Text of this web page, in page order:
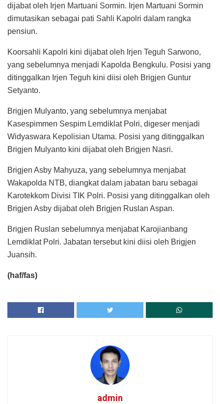
dijabat oleh Irjen Martuani Sormin. Irjen Martuani Sormin
dimutasikan sebagai pati Sahli Kapolri dalam rangka
pensiun.
Koorsahli Kapolri kini dijabat oleh Irjen Teguh Sarwono,
yang sebelumnya menjadi Kapolda Bengkulu. Posisi yang
ditinggalkan Irjen Teguh kini diisi oleh Brigjen Guntur
Setyanto.
Brigjen Mulyanto, yang sebelumnya menjabat
Kasespimmen Sespim Lemdiklat Polri, digeser menjadi
Widyaswara Kepolisian Utama. Posisi yang ditinggalkan
Brigjen Mulyanto kini dijabat oleh Brigjen Nasri.
Brigjen Asby Mahyuza, yang sebelumnya menjabat
Wakapolda NTB, diangkat dalam jabatan baru sebagai
Karotekkom Divisi TIK Polri. Posisi yang ditinggalkan oleh
Brigjen Asby dijabat oleh Brigjen Ruslan Aspan.
Brigjen Ruslan sebelumnya menjabat Karojianbang
Lemdiklat Polri. Jabatan tersebut kini diisi oleh Brigjen
Juansih.
(haf/fas)
admin